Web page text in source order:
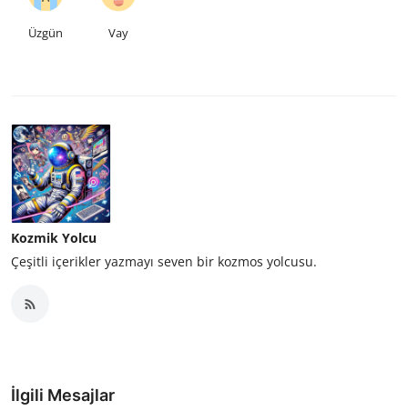
Üzgün Vay
Kozmik Yolcu
Çeşitli içerikler yazmayı seven bir kozmos yolcusu.
İlgili Mesajlar